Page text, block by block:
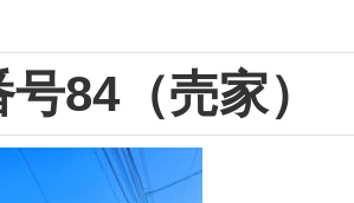
84（売家）